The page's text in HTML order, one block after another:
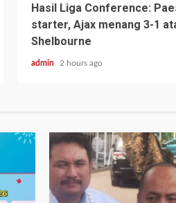
Hasil Liga Conference:
starter, Ajax menang 3-1
Shelbourne
admin 2 hours ago